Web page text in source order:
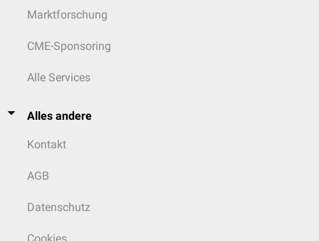
Marktforschung
CME-Sponsoring
Alle Services
Alles andere
Kontakt
AGB
Datenschutz